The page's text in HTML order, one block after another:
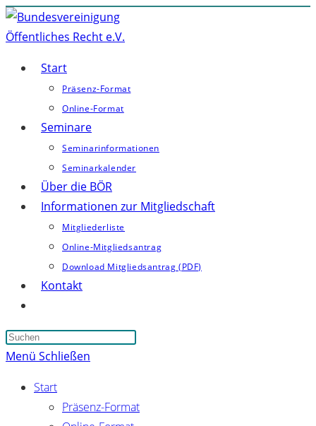
Zum
Inhalt
Start
Präsenz-Format
Online-Format
Seminare
Seminarinformationen
Seminarkalender
Über die BÖR
Informationen zur Mitgliedschaft
Mitgliederliste
Online-Mitgliedsantrag
Download Mitgliedsantrag (PDF)
Kontakt
umschalten
Press
the
Menü Schließen
Start
Präsenz-Format